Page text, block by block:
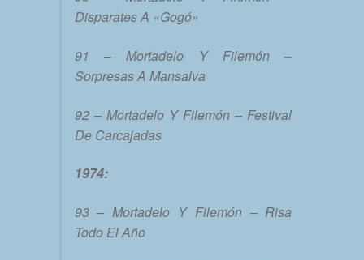
Disparates A «Gogó»
91 – Mortadelo Y Filemón –
Sorpresas A Mansalva
92 – Mortadelo Y Filemón – Festival
De Carcajadas
1974:
93 – Mortadelo Y Filemón – Risa
Todo El Año